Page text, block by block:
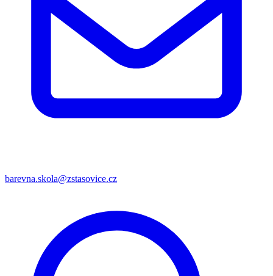
barevna.skola@zstasovice.cz